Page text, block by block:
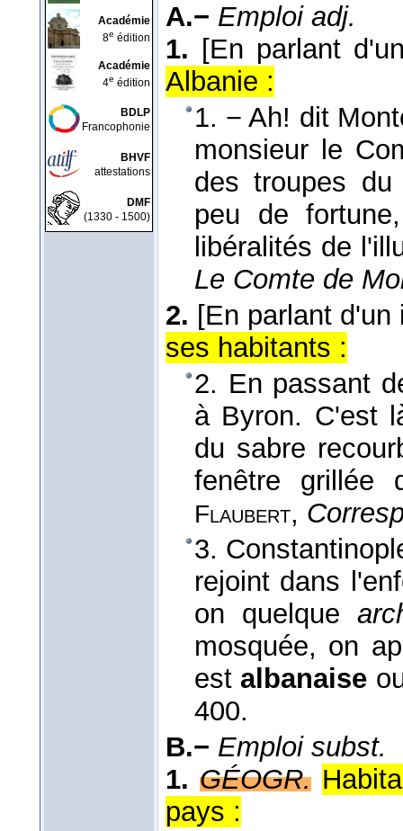
Académie
8e édition
Académie
4e édition
BDLP
Francophonie
BHVF
attestations
DMF
(1330 - 1500)
A.− Emploi adj.
1. [En parlant
Albanie :
1. − Ah! dit
monsieur le
des troupes
peu de
libéralités de
Le Comte de
2. [En parlant d'un
ses habitants :
2. En passant
à Byron. C'est
du sabre
fenêtre
Flaubert,
3.
rejoint dans
on quelque
mosquée, on
est albanaise
400.
B.− Emploi subst.
1. GÉOGR.
pays :